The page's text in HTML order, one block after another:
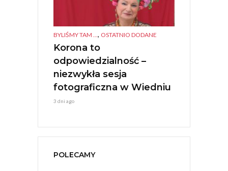
BYLIŚMY TAM ..., OSTATNIO DODANE
Korona to
odpowiedzialność –
niezwykła sesja
fotograficzna w Wiedniu
3 dni ago
POLECAMY